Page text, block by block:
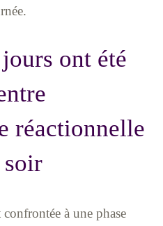
ont été
réactionnelle
à une phase